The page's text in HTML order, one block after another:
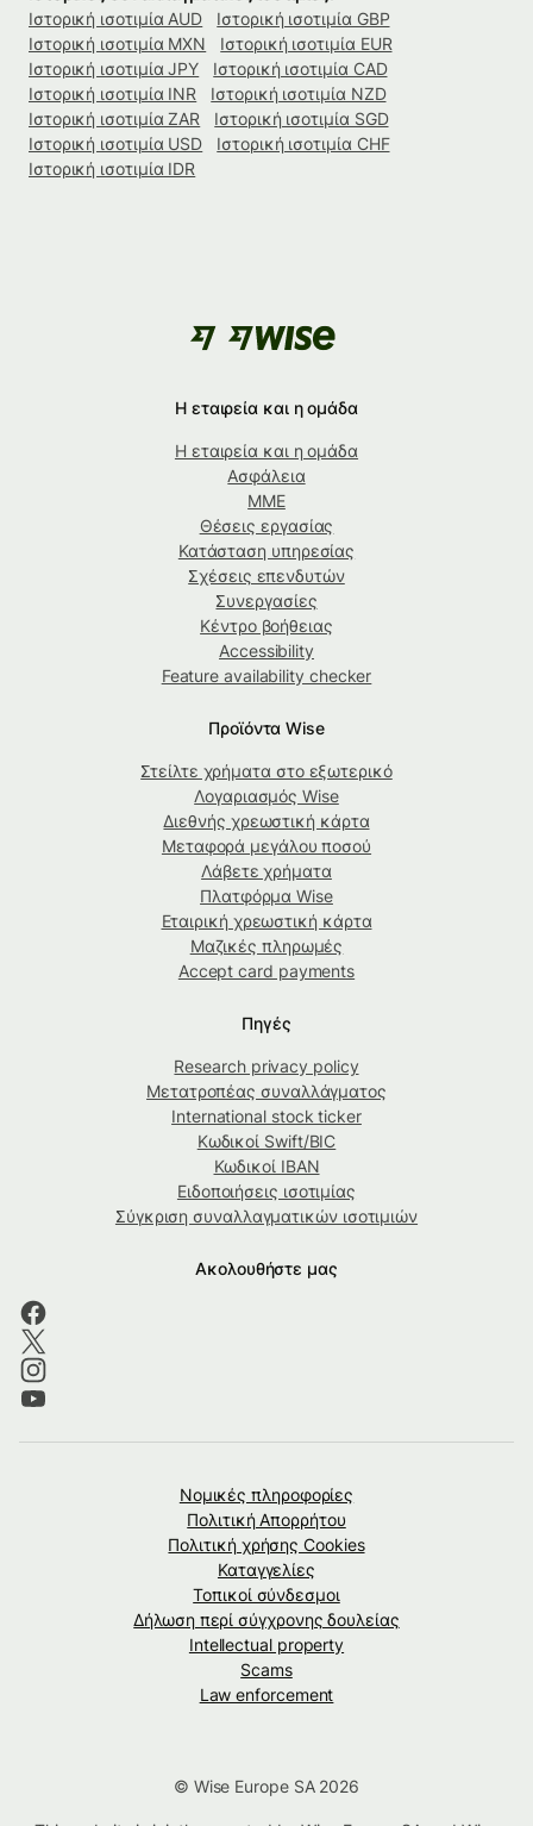
Ιστορική ισοτιμία AUD
Ιστορική ισοτιμία GBP
Ιστορική ισοτιμία MXN
Ιστορική ισοτιμία EUR
Ιστορική ισοτιμία JPY
Ιστορική ισοτιμία CAD
Ιστορική ισοτιμία INR
Ιστορική ισοτιμία NZD
Ιστορική ισοτιμία ZAR
Ιστορική ισοτιμία SGD
Ιστορική ισοτιμία USD
Ιστορική ισοτιμία CHF
Ιστορική ισοτιμία IDR
Η εταιρεία και η ομάδα
Η εταιρεία και η ομάδα
Ασφάλεια
ΜΜΕ
Θέσεις εργασίας
Κατάσταση υπηρεσίας
Σχέσεις επενδυτών
Συνεργασίες
Κέντρο βοήθειας
Accessibility
Feature availability checker
Προϊόντα Wise
Στείλτε χρήματα στο εξωτερικό
Λογαριασμός Wise
Διεθνής χρεωστική κάρτα
Μεταφορά μεγάλου ποσού
Λάβετε χρήματα
Πλατφόρμα Wise
Εταιρική χρεωστική κάρτα
Μαζικές πληρωμές
Accept card payments
Πηγές
Research privacy policy
Μετατροπέας συναλλάγματος
International stock ticker
Κωδικοί Swift/BIC
Κωδικοί IBAN
Ειδοποιήσεις ισοτιμίας
Σύγκριση συναλλαγματικών ισοτιμιών
Ακολουθήστε μας
Νομικές πληροφορίες
Πολιτική Απορρήτου
Πολιτική χρήσης Cookies
Καταγγελίες
Τοπικοί σύνδεσμοι
Δήλωση περί σύγχρονης δουλείας
Intellectual property
Scams
Law enforcement
© Wise Europe SA 2026